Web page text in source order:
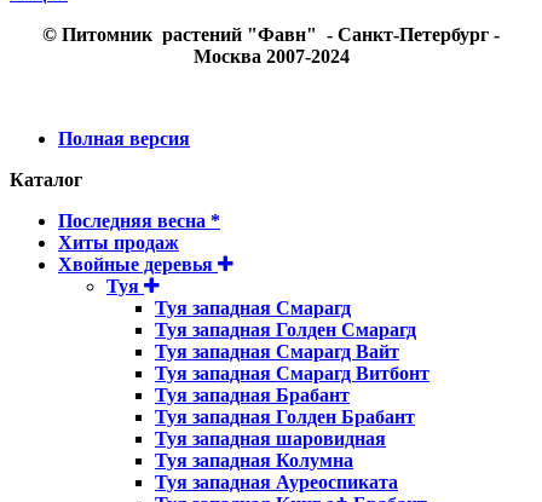
© Питомник растений "Фавн" - Санкт-Петербург -
Москва 2007-2024
Полная версия
Каталог
Последняя весна *
Хиты продаж
Хвойные деревья
Туя
Туя западная Смарагд
Туя западная Голден Смарагд
Туя западная Смарагд Вайт
Туя западная Смарагд Витбонт
Туя западная Брабант
Туя западная Голден Брабант
Туя западная шаровидная
Туя западная Колумна
Туя западная Ауреоспиката